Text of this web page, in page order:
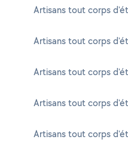
Artisans tout corps
Artisans tout corps
Artisans tout corps
Artisans tout corps
Artisans tout corps